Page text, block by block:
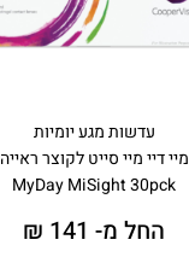
עדשות מגע יומיות
מיי דיי מיי סייט לקוצר ראייה
MyDay MiSight 30pck
החל מ- 141 ₪